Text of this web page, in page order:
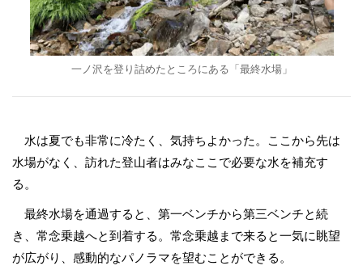
一ノ沢を登り詰めたところにある「最終水場」
水は夏でも非常に冷たく、気持ちよかった。ここから先は
水場がなく、訪れた登山者はみなここで必要な水を補充す
る。
最終水場を通過すると、第一ベンチから第三ベンチと続
き、常念乗越へと到着する。常念乗越まで来ると一気に眺望
が広がり、感動的なパノラマを望むことができる。